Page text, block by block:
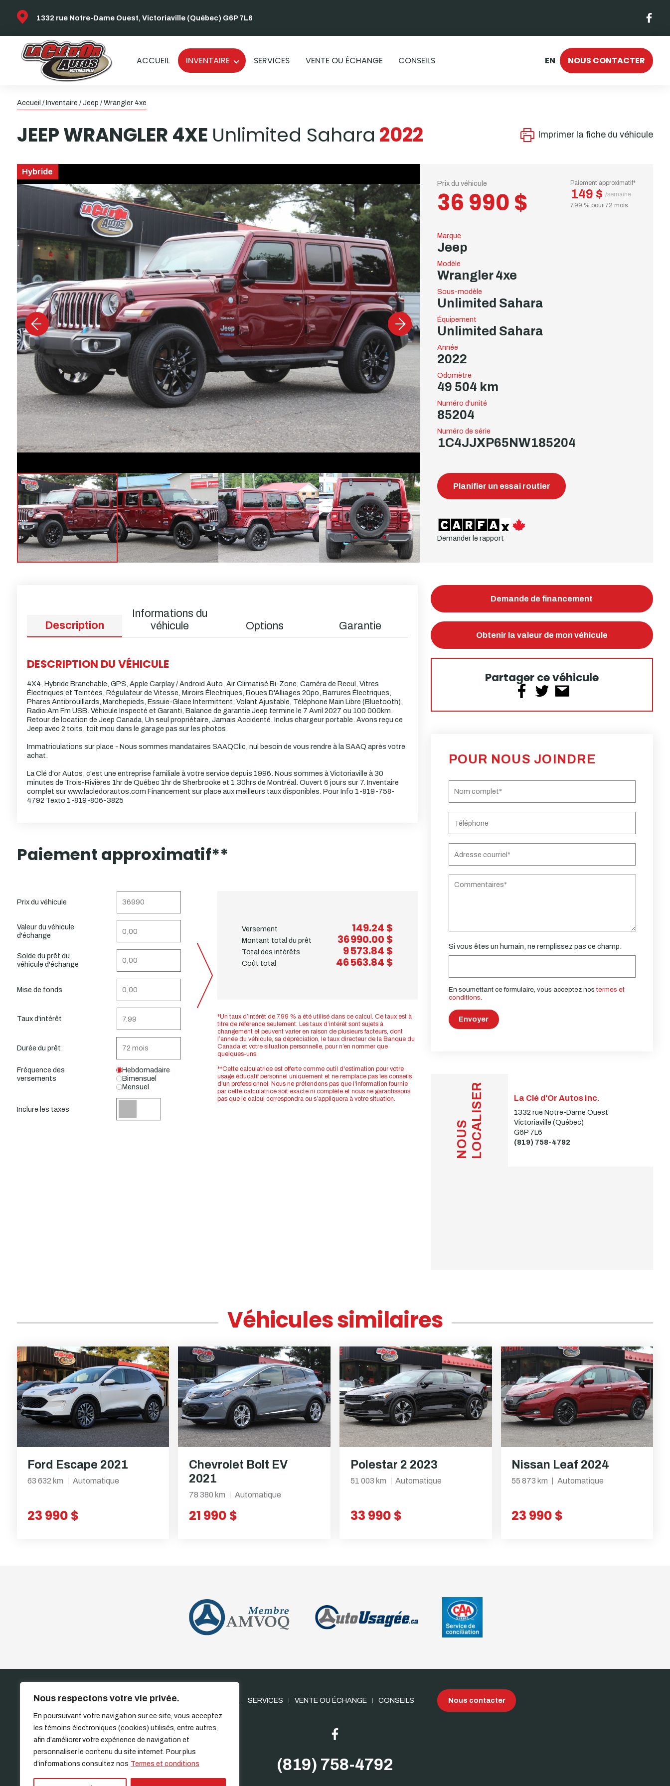
Nous respectons votre vie privée.
En poursuivant votre navigation sur ce site, vous acceptez
les témoins électroniques (cookies) utilisés, entre autres,
afin d’améliorer votre expérience de navigation et
personnaliser le contenu du site internet. Pour plus
d’informations consultez nos Termes et conditions
1332 rue Notre-Dame Ouest, Victoriaville (Québec) G6P 7L6
ACCUEIL INVENTAIRE SERVICES VENTE OU ÉCHANGE CONSEILS EN NOUS CONTACTER
Accueil / Inventaire / Jeep / Wrangler 4xe
JEEPWRANGLER 4XE Unlimited Sahara 2022 Imprimer la fiche du véhicule
Hybride
Prix du véhicule
36 990 $
Paiement approximatif*
149 $ /semaine
7.99 % pour 72 mois
Marque
Jeep
Modèle
Wrangler 4xe
Sous-modèle
Unlimited Sahara
Équipement
Unlimited Sahara
Année
2022
Odomètre
49 504 km
Numéro d'unité
85204
Numéro de série
1C4JJXP65NW185204
Planifier un essai routier
Demander le rapport
Description
Informations du
véhicule
Options Garantie
DESCRIPTION DU VÉHICULE
4X4, Hybride Branchable, GPS, Apple Carplay / Android Auto, Air Climatisé Bi-Zone, Caméra de Recul, Vitres
Électriques et Teintées, Régulateur de Vitesse, Miroirs Électriques, Roues D'Alliages 20po, Barrures Électriques,
Phares Antibrouillards, Marchepieds, Essuie-Glace Intermittent, Volant Ajustable, Téléphone Main Libre (Bluetooth),
Radio Am Fm USB. Véhicule Inspecté et Garanti, Balance de garantie Jeep termine le 7 Avril 2027 ou 100 000km.
Retour de location de Jeep Canada, Un seul propriétaire, Jamais Accidenté. Inclus chargeur portable. Avons reçu ce
Jeep avec 2 toits, toit mou dans le garage pas sur les photos.
Immatriculations sur place - Nous sommes mandataires SAAQClic, nul besoin de vous rendre à la SAAQ après votre
achat.
La Clé d'or Autos, c'est une entreprise familiale à votre service depuis 1996. Nous sommes à Victoriaville à 30
minutes de Trois-Rivières 1hr de Québec 1hr de Sherbrooke et 1.30hrs de Montréal. Ouvert 6 jours sur 7. Inventaire
complet sur www.lacledorautos.com Financement sur place aux meilleurs taux disponibles. Pour Info 1-819-758-
4792 Texto 1-819-806-3825
Paiement approximatif**
Prix du véhicule
Valeur du véhicule
d'échange
Solde du prêt du
véhicule d'échange
Mise de fonds
Taux d'intérêt
Durée du prêt
Fréquence des
versements
Hebdomadaire
Bimensuel
Mensuel
Inclure les taxes
Versement 149.24 $
Montant total du prêt 36 990.00 $
Total des intérêts 9 573.84 $
Coût total 46 563.84 $
*Un taux d’intérêt de 7.99 % a été utilisé dans ce calcul. Ce taux est à
titre de référence seulement. Les taux d’intérêt sont sujets à
changement et peuvent varier en raison de plusieurs facteurs, dont
l’année du véhicule, sa dépréciation, le taux directeur de la Banque du
Canada et votre situation personnelle, pour n’en nommer que
quelques-uns.
**Cette calculatrice est offerte comme outil d'estimation pour votre
usage éducatif personnel uniquement et ne remplace pas les conseils
d'un professionnel. Nous ne prétendons pas que l'information fournie
par cette calculatrice soit exacte ni complète et nous ne garantissons
pas que le calcul correspondra ou s’appliquera à votre situation.
Demande de financement
Obtenir la valeur de mon véhicule
Partager ce véhicule
POUR NOUS JOINDRE
Si vous êtes un humain, ne remplissez pas ce champ.
En soumettant ce formulaire, vous acceptez nostermes et
conditions
Envoyer
NOUSLOCALISER La Clé d'Or Autos Inc.
1332 rue Notre-Dame Ouest
Victoriaville (Québec)
G6P 7L6
(819) 758-4792
Véhicules similaires
Ford Escape 2021
63 632 km Automatique
23 990 $
Chevrolet Bolt EV
2021
78 380 km Automatique
21 990 $
Polestar 2 2023
51 003 km Automatique
33 990 $
Nissan Leaf 2024
55 873 km Automatique
23 990 $
ACCUEIL SERVICES VENTE OU ÉCHANGE CONSEILS Nous contacter
(819) 758-4792